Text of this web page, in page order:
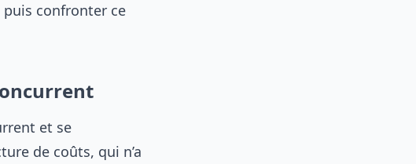
puis confronter ce
et se
de coûts, qui n’a